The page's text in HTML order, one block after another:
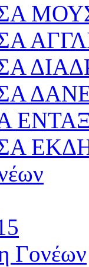
Γονέων